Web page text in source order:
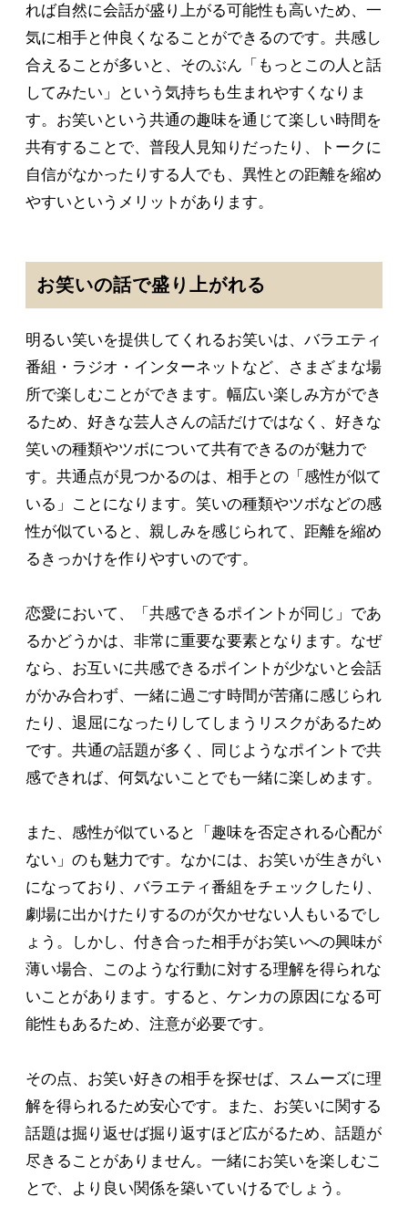
れば自然に会話が盛り上がる可能性も高いため、一
気に相手と仲良くなることができるのです。共感し
合えることが多いと、そのぶん「もっとこの人と話
してみたい」という気持ちも生まれやすくなりま
す。お笑いという共通の趣味を通じて楽しい時間を
共有することで、普段人見知りだったり、トークに
自信がなかったりする人でも、異性との距離を縮め
やすいというメリットがあります。
お笑いの話で盛り上がれる
明るい笑いを提供してくれるお笑いは、バラエティ
番組・ラジオ・インターネットなど、さまざまな場
所で楽しむことができます。幅広い楽しみ方ができ
るため、好きな芸人さんの話だけではなく、好きな
笑いの種類やツボについて共有できるのが魅力で
す。共通点が見つかるのは、相手との「感性が似て
いる」ことになります。笑いの種類やツボなどの感
性が似ていると、親しみを感じられて、距離を縮め
るきっかけを作りやすいのです。
恋愛において、「共感できるポイントが同じ」であ
るかどうかは、非常に重要な要素となります。なぜ
なら、お互いに共感できるポイントが少ないと会話
がかみ合わず、一緒に過ごす時間が苦痛に感じられ
たり、退屈になったりしてしまうリスクがあるため
です。共通の話題が多く、同じようなポイントで共
感できれば、何気ないことでも一緒に楽しめます。
また、感性が似ていると「趣味を否定される心配が
ない」のも魅力です。なかには、お笑いが生きがい
になっており、バラエティ番組をチェックしたり、
劇場に出かけたりするのが欠かせない人もいるでし
ょう。しかし、付き合った相手がお笑いへの興味が
薄い場合、このような行動に対する理解を得られな
いことがあります。すると、ケンカの原因になる可
能性もあるため、注意が必要です。
その点、お笑い好きの相手を探せば、スムーズに理
解を得られるため安心です。また、お笑いに関する
話題は掘り返せば掘り返すほど広がるため、話題が
尽きることがありません。一緒にお笑いを楽しむこ
とで、より良い関係を築いていけるでしょう。